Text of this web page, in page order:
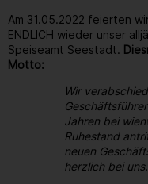
Am 31.05.2022 feierten
ENDLICH wieder unser
Speiseamt Seestadt.
Motto:
Wir
Jahren bei
Ruhestand
neuen
herzlich bei uns.